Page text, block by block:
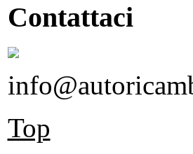
Contattaci
Top